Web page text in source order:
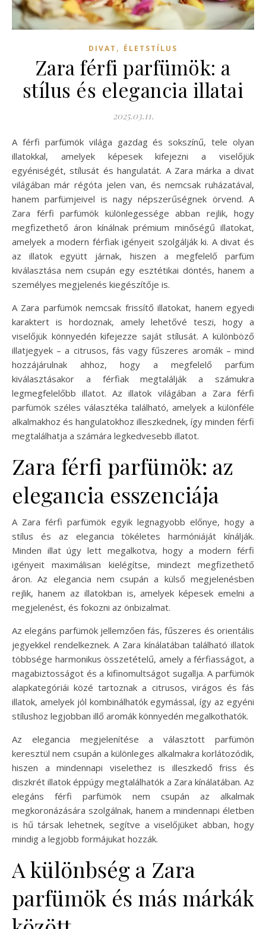
DIVAT , ÉLETSTÍLUS
Zara férfi parfümök: a
stílus és elegancia illatai
2025.03.11.
A férfi parfümök világa gazdag és sokszínű, tele olyan
illatokkal, amelyek képesek kifejezni a viselőjük
egyéniségét, stílusát és hangulatát. A Zara márka a divat
világában már régóta jelen van, és nemcsak ruházatával,
hanem parfümjeivel is nagy népszerűségnek örvend. A
Zara férfi parfümök különlegessége abban rejlik, hogy
megfizethető áron kínálnak prémium minőségű illatokat,
amelyek a modern férfiak igényeit szolgálják ki. A divat és
az illatok együtt járnak, hiszen a megfelelő parfüm
kiválasztása nem csupán egy esztétikai döntés, hanem a
személyes megjelenés kiegészítője is.
A Zara parfümök nemcsak frissítő illatokat, hanem egyedi
karaktert is hordoznak, amely lehetővé teszi, hogy a
viselőjük könnyedén kifejezze saját stílusát. A különböző
illatjegyek – a citrusos, fás vagy fűszeres aromák – mind
hozzájárulnak ahhoz, hogy a megfelelő parfüm
kiválasztásakor a férfiak megtalálják a számukra
legmegfelelőbb illatot. Az illatok világában a Zara férfi
parfümök széles választéka található, amelyek a különféle
alkalmakhoz és hangulatokhoz illeszkednek, így minden férfi
megtalálhatja a számára legkedvesebb illatot.
Zara férfi parfümök: az
elegancia esszenciája
A Zara férfi parfümök egyik legnagyobb előnye, hogy a
stílus és az elegancia tökéletes harmóniáját kínálják.
Minden illat úgy lett megalkotva, hogy a modern férfi
igényeit maximálisan kielégítse, mindezt megfizethető
áron. Az elegancia nem csupán a külső megjelenésben
rejlik, hanem az illatokban is, amelyek képesek emelni a
megjelenést, és fokozni az önbizalmat.
Az elegáns parfümök jellemzően fás, fűszeres és orientális
jegyekkel rendelkeznek. A Zara kínálatában található illatok
többsége harmonikus összetételű, amely a férfiasságot, a
magabiztosságot és a kifinomultságot sugallja. A parfümök
alapkategóriái közé tartoznak a citrusos, virágos és fás
illatok, amelyek jól kombinálhatók egymással, így az egyéni
stílushoz legjobban illő aromák könnyedén megalkothatók.
Az elegancia megjelenítése a választott parfümön
keresztül nem csupán a különleges alkalmakra korlátozódik,
hiszen a mindennapi viselethez is illeszkedő friss és
diszkrét illatok éppúgy megtalálhatók a Zara kínálatában. Az
elegáns férfi parfümök nem csupán az alkalmak
megkoronázására szolgálnak, hanem a mindennapi életben
is hű társak lehetnek, segítve a viselőjüket abban, hogy
mindig a legjobb formájukat hozzák.
A különbség a Zara
parfümök és más márkák